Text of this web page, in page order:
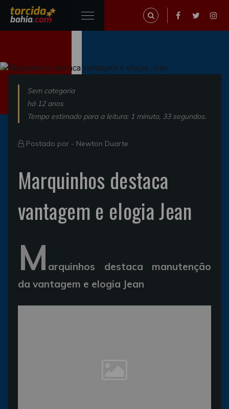
Sem categoria
há 12 anos
Tempo estimado para a leitura: 1 minuto, 33 segundos.
Postado por - Newton Duarte
Marquinhos destaca
vantagem e elogia Jean
M arquinhos destaca manutenção
da vantagem e elogia Jean